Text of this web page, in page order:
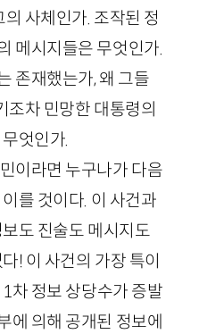
사체인가. 조작된 정
메시지들은 무엇인가.
존재했는가, 왜 그들
조차 민망한 대통령의
엇인가.
이라면 누구나가 다음
를 것이다. 이 사건과
도 진술도 메시지도
! 이 사건의 가장 특이
1차 정보 상당수가 증발
에 의해 공개된 정보에